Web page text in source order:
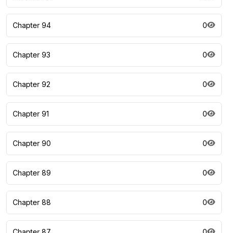
Chapter 94 0
Chapter 93 0
Chapter 92 0
Chapter 91 0
Chapter 90 0
Chapter 89 0
Chapter 88 0